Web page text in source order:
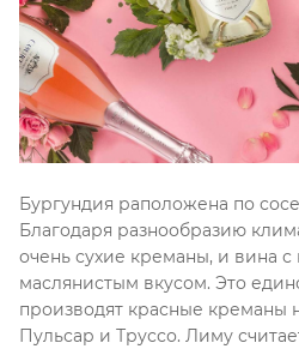
Бургундия раположена по
Благодаря разнообразию
очень сухие креманы, и вина
маслянистым вкусом. Это
производят красные креманы
Пульсар и Труссо. Лиму